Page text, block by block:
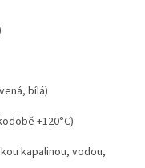
bílá)
+120°C)
kapalinou, vodou,